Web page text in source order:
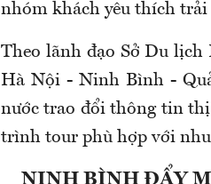
nhóm khách yêu thích trải
Theo lãnh đạo Sở Du
Hà Nội - Ninh Bình -
nước trao đổi thông tin thị
trình tour phù hợp với
NINH BÌNH ĐẨY